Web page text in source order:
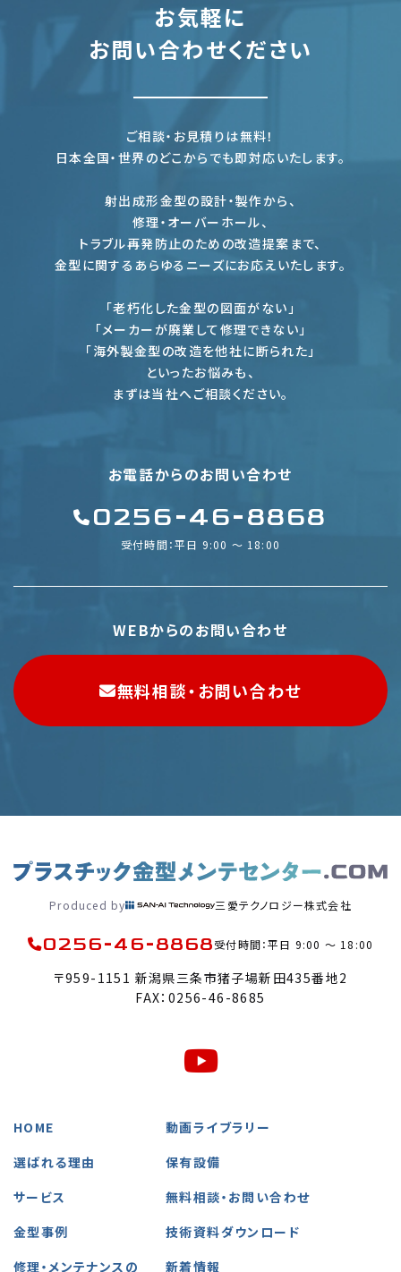
お気軽に
お問い合わせください
ご相談・お見積りは無料！
日本全国・世界のどこからでも即対応いたします。
射出成形金型の設計・製作から、
修理・オーバーホール、
トラブル再発防止のための改造提案まで、
金型に関するあらゆるニーズにお応えいたします。
「老朽化した金型の図面がない」
「メーカーが廃業して修理できない」
「海外製金型の改造を他社に断られた」
といったお悩みも、
まずは当社へご相談ください。
お電話からのお問い合わせ
0256-46-8868
受付時間：平日 9:00 〜 18:00
WEBからのお問い合わせ
無料相談・お問い合わせ
Produced by 三愛テクノロジー株式会社
0256-46-8868受付時間：平日 9:00 〜 18:00
〒959-1151 新潟県三条市猪子場新田435番地2
FAX：0256-46-8685
HOME
選ばれる理由
サービス
金型事例
修理・メンテナンスの
動画ライブラリー
保有設備
無料相談・お問い合わせ
技術資料ダウンロード
新着情報